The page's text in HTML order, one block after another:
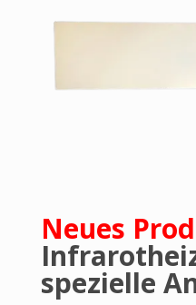
Neues
spezielle